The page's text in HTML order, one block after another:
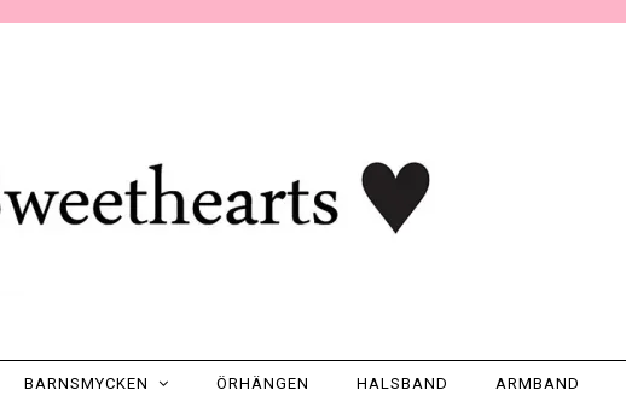
BARNSMYCKEN ÖRHÄNGEN HALSBAND ARMBAND